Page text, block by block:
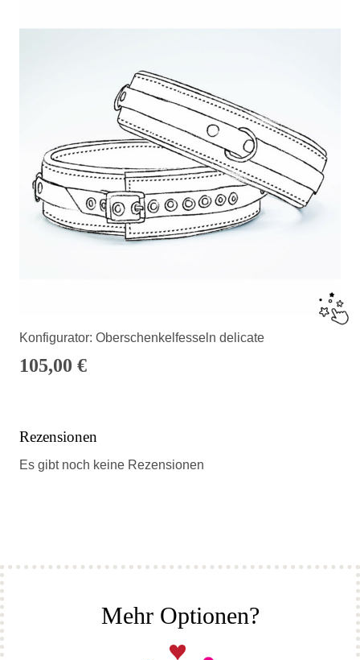
Konfigurator: Oberschenkelfesseln delicate
105,00 €
Rezensionen
Es gibt noch keine Rezensionen
Mehr Optionen?